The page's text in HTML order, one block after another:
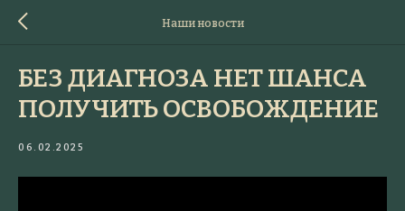
Наши новости
БЕЗ ДИАГНОЗА НЕТ ШАНСА
ПОЛУЧИТЬ ОСВОБОЖДЕНИЕ
06.02.2025